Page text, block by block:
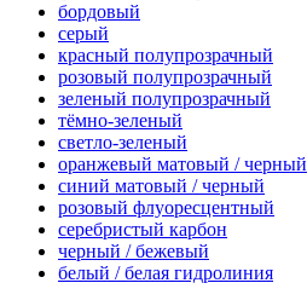
бордовый
серый
красный полупрозрачный
розовый полупрозрачный
зеленый полупрозрачный
тёмно-зеленый
светло-зеленый
оранжевый матовый / черный
синий матовый / черный
розовый флуоресцентный
серебристый карбон
черный / бежевый
белый / белая гидролиния